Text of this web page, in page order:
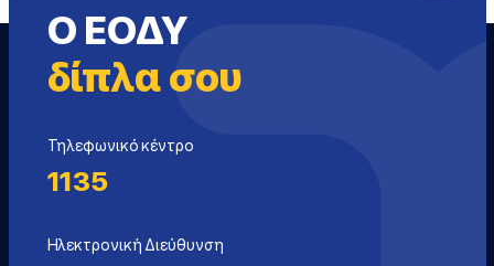
Ο ΕΟΔΥ
δίπλα σου
Τηλεφωνικό κέντρο
1135
Ηλεκτρονική Διεύθυνση